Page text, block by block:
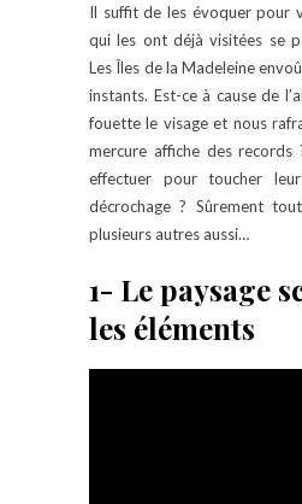
Il suffit de les évoquer pour
qui les ont déjà visitées se
Les Îles de la Madeleine
instants. Est-ce à cause de
fouette le visage et nous
mercure affiche des
effectuer pour toucher
décrochage ? Sûrement
plusieurs autres aussi…
1- Le paysage
les éléments